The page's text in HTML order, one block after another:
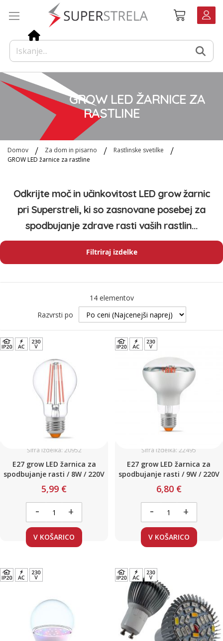
Košarica
GROW LED ŽARNICE ZA
RASTLINE
Domov Za dom in pisarno
Rastlinske svetilke
GROW LED žarnice za rastline
Odkrijte moč in učinkovitost LED grow žarnic
pri Superstreli, ki so zasnovane posebej za
spodbujanje zdrave rasti vaših rastlin...
Filtriraj izdelke
14elementov
Razvrsti po
Šifra izdelka: 20952
E27 grow LED žarnica za
spodbujanje rasti / 8W / 220V
5,99 €
- +
V KOŠARICO
Šifra izdelka: 22495
E27 grow LED žarnica za
spodbujanje rasti / 9W / 220V
6,80 €
- +
V KOŠARICO